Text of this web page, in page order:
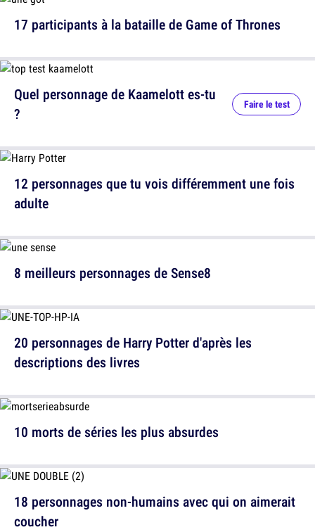
17 participants à la bataille de Game of Thrones
8 meilleurs personnages de Sense8
10 morts de séries les plus absurdes
Quel personnage de Kaamelott es-tu
?
Faire le test
12 personnages que tu vois différemment une fois
adulte
20 personnages de Harry Potter d'après les
descriptions des livres
18 personnages non-humains avec qui on aimerait
coucher